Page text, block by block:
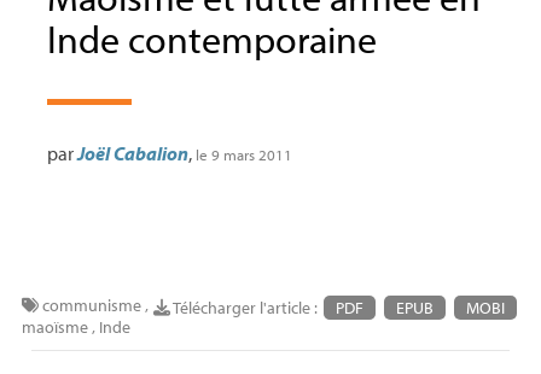
Inde contemporaine
parJoël Cabalion, le 9 mars 2011
Télécharger l'article : PDF EPUB MOBI
communisme,
maoïsme, Inde